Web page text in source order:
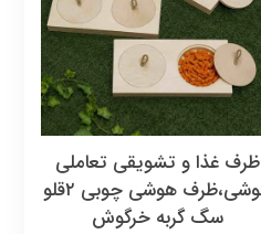
ظرف غذا و تشویقی تعاملی
هوشی،ظرف هوشی چوبی ۲قلو
سگ گربه خرگوش